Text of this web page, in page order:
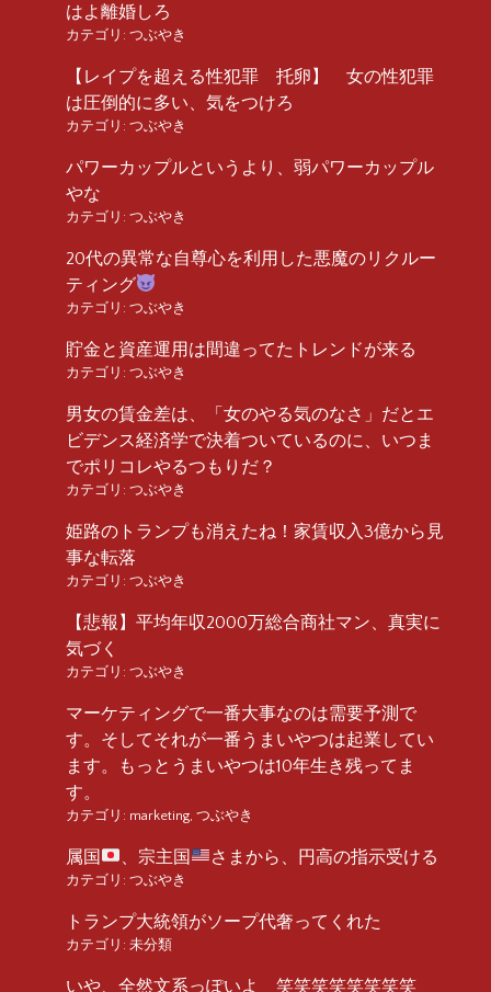
はよ離婚しろ
カテゴリ: つぶやき
【レイプを超える性犯罪 托卵】 女の性犯罪
は圧倒的に多い、気をつけろ
カテゴリ: つぶやき
パワーカップルというより、弱パワーカップル
やな
カテゴリ: つぶやき
20代の異常な自尊心を利用した悪魔のリクルー
ティング
カテゴリ: つぶやき
貯金と資産運用は間違ってたトレンドが来る
カテゴリ: つぶやき
男女の賃金差は、「女のやる気のなさ」だとエ
ビデンス経済学で決着ついているのに、いつま
でポリコレやるつもりだ？
カテゴリ: つぶやき
姫路のトランプも消えたね！家賃収入3億から見
事な転落
カテゴリ: つぶやき
【悲報】平均年収2000万総合商社マン、真実に
気づく
カテゴリ: つぶやき
マーケティングで一番大事なのは需要予測で
す。そしてそれが一番うまいやつは起業してい
ます。もっとうまいやつは10年生き残ってま
す。
カテゴリ: marketing つぶやき
属国 、宗主国 さまから、円高の指示受ける
カテゴリ: つぶやき
トランプ大統領がソープ代奢ってくれた
カテゴリ: 未分類
いや、全然文系っぽいよ 笑笑笑笑笑笑笑笑